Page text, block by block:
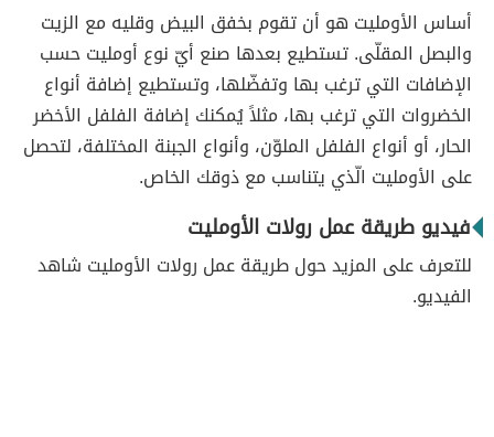
أساس الأومليت هو أن تقوم بخفق البيض وقليه مع الزيت
والبصل المقلّى. تستطيع بعدها صنع أيّ نوع أومليت حسب
الإضافات التي ترغب بها وتفضّلها، وتستطيع إضافة أنواع
الخضروات التي ترغب بها، مثلاً يُمكنك إضافة الفلفل الأخضر
الحار، أو أنواع الفلفل الملوّن، وأنواع الجبنة المختلفة، لتحصل
على الأومليت الّذي يتناسب مع ذوقك الخاص.
فيديو طريقة عمل رولات الأومليت
للتعرف على المزيد حول طريقة عمل رولات الأومليت شاهد
الفيديو.